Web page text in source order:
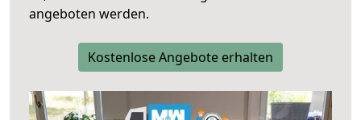
angeboten werden.
Kostenlose Angebote erhalten